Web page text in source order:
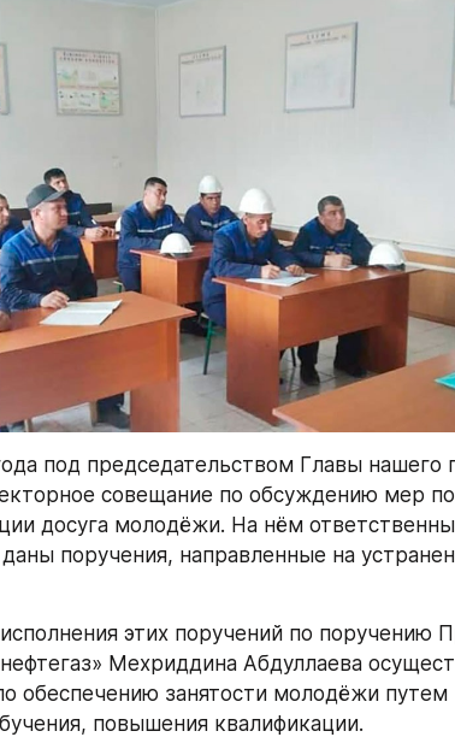
под председательством Главы нашего
совещание по обсуждению мер
досуга молодёжи. На нём
поручения, направленные на
этих поручений по поручению
Мехриддина Абдуллаева
обеспечению занятости молодёжи путем
повышения квалификации.